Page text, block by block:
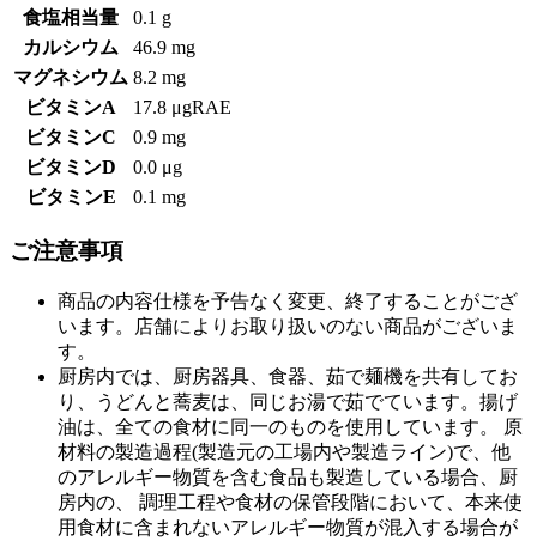
食塩相当量
0.1 g
カルシウム
46.9 mg
マグネシウム 8.2 mg
ビタミンA
17.8 μgRAE
ビタミンC
0.9 mg
ビタミンD
0.0 μg
ビタミンE
0.1 mg
ご注意事項
商品の内容仕様を予告なく変更、終了することがござ
います。店舗によりお取り扱いのない商品がございま
す。
厨房内では、厨房器具、食器、茹で麺機を共有してお
り、うどんと蕎麦は、同じお湯で茹でています。揚げ
油は、全ての食材に同一のものを使用しています。 原
材料の製造過程(製造元の工場内や製造ライン)で、他
のアレルギー物質を含む食品も製造している場合、厨
房内の、 調理工程や食材の保管段階において、本来使
用食材に含まれないアレルギー物質が混入する場合が